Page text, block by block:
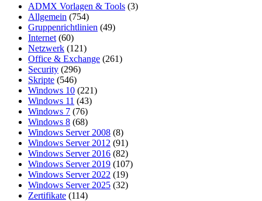
ADMX Vorlagen & Tools (3)
Allgemein (754)
Gruppenrichtlinien (49)
Internet (60)
Netzwerk (121)
Office & Exchange (261)
Security (296)
Skripte (546)
Windows 10 (221)
Windows 11 (43)
Windows 7 (76)
Windows 8 (68)
Windows Server 2008 (8)
Windows Server 2012 (91)
Windows Server 2016 (82)
Windows Server 2019 (107)
Windows Server 2022 (19)
Windows Server 2025 (32)
Zertifikate (114)